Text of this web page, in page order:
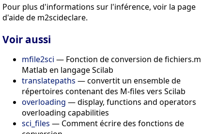
Pour plus d'informations sur l'inférence, voir la page
d'aide de m2scideclare.
Voir aussi
mfile2sci — Fonction de conversion de fichiers.m
Matlab en langage Scilab
translatepaths — convertit un ensemble de
répertoires contenant des M-files vers Scilab
overloading — display, functions and operators
overloading capabilities
sci_files — Comment écrire des fonctions de